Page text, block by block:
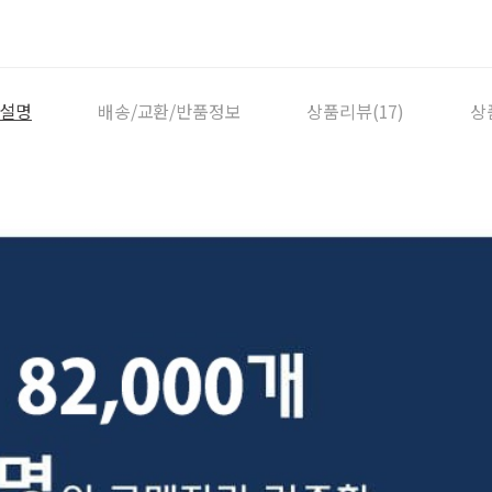
명 배송/교환/반품정보 상품리뷰(17) 상